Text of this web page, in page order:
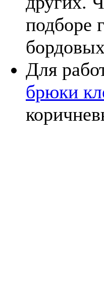
подборе
Для
брюки